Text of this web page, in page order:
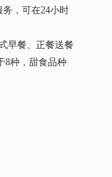
务，可在24小时
早餐、正餐送餐
8种，甜食品种